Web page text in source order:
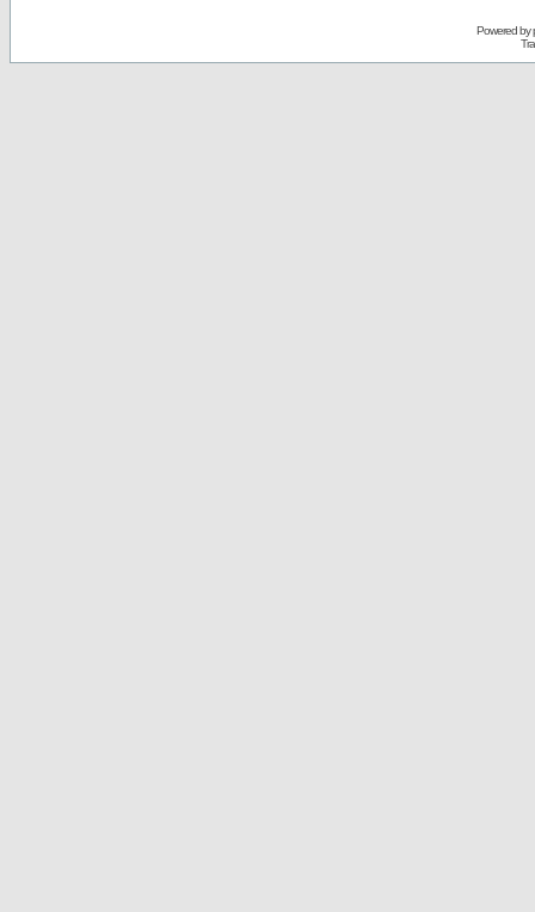
Powered by